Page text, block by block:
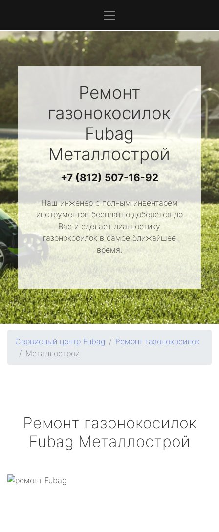
Ремонт
газонокосилок
Fubag
Металлострой
+7 (812) 507-16-92
Наш инженер с полным инвентарем
инструментов бесплатно доберется до
Вас и сделает диагностику
газонокосилок в самое ближайшее
время.
Сервисный центр Fubag
Ремонт газонокосилок
Металлострой
Ремонт газонокосилок
Fubag Металлострой